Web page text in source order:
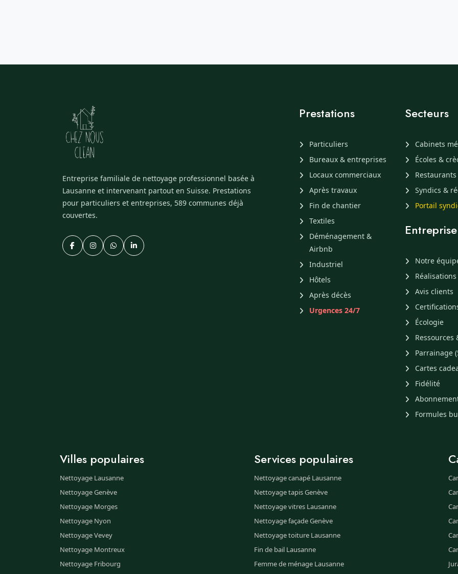
Entreprise familiale de nettoyage professionnel basée à
Lausanne et intervenant partout en Suisse. Prestations
pour particuliers et entreprises, 589 communes déjà
couvertes.
Prestations
Particuliers
Bureaux & entreprises
Locaux commerciaux
Après travaux
Fin de chantier
Textiles
Déménagement &
Airbnb
Industriel
Hôtels
Après décès
Urgences 24/7
Secteurs
Cabinets
Écoles &
Restaurants
Syndics &
Portail
Entreprise
Notre
Réalisations
Avis clients
Écologie
Ressources
Parrainage
Cartes
Fidélité
Formules
Villes populaires
Nettoyage Lausanne
Nettoyage Genève
Nettoyage Morges
Nettoyage Nyon
Nettoyage Vevey
Nettoyage Montreux
Nettoyage Fribourg
Services populaires
Nettoyage canapé Lausanne
Nettoyage tapis Genève
Nettoyage vitres Lausanne
Nettoyage façade Genève
Nettoyage toiture Lausanne
Fin de bail Lausanne
Femme de ménage Lausanne